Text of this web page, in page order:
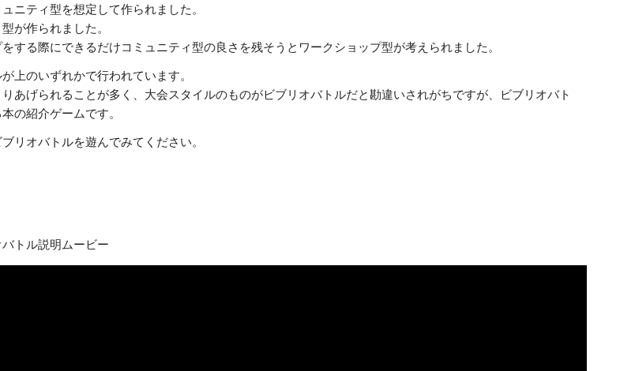
ニティ型を想定して作られました。
が作られました。
する際にできるだけコミュニティ型の良さを残そうとワークショップ型が考えられました。
上のいずれかで行われています。
あげられることが多く、大会スタイルのものがビブリオバトルだと勘違いされがちですが、ビブリオバト
の紹介ゲームです。
リオバトルを遊んでみてください。
トル説明ムービー